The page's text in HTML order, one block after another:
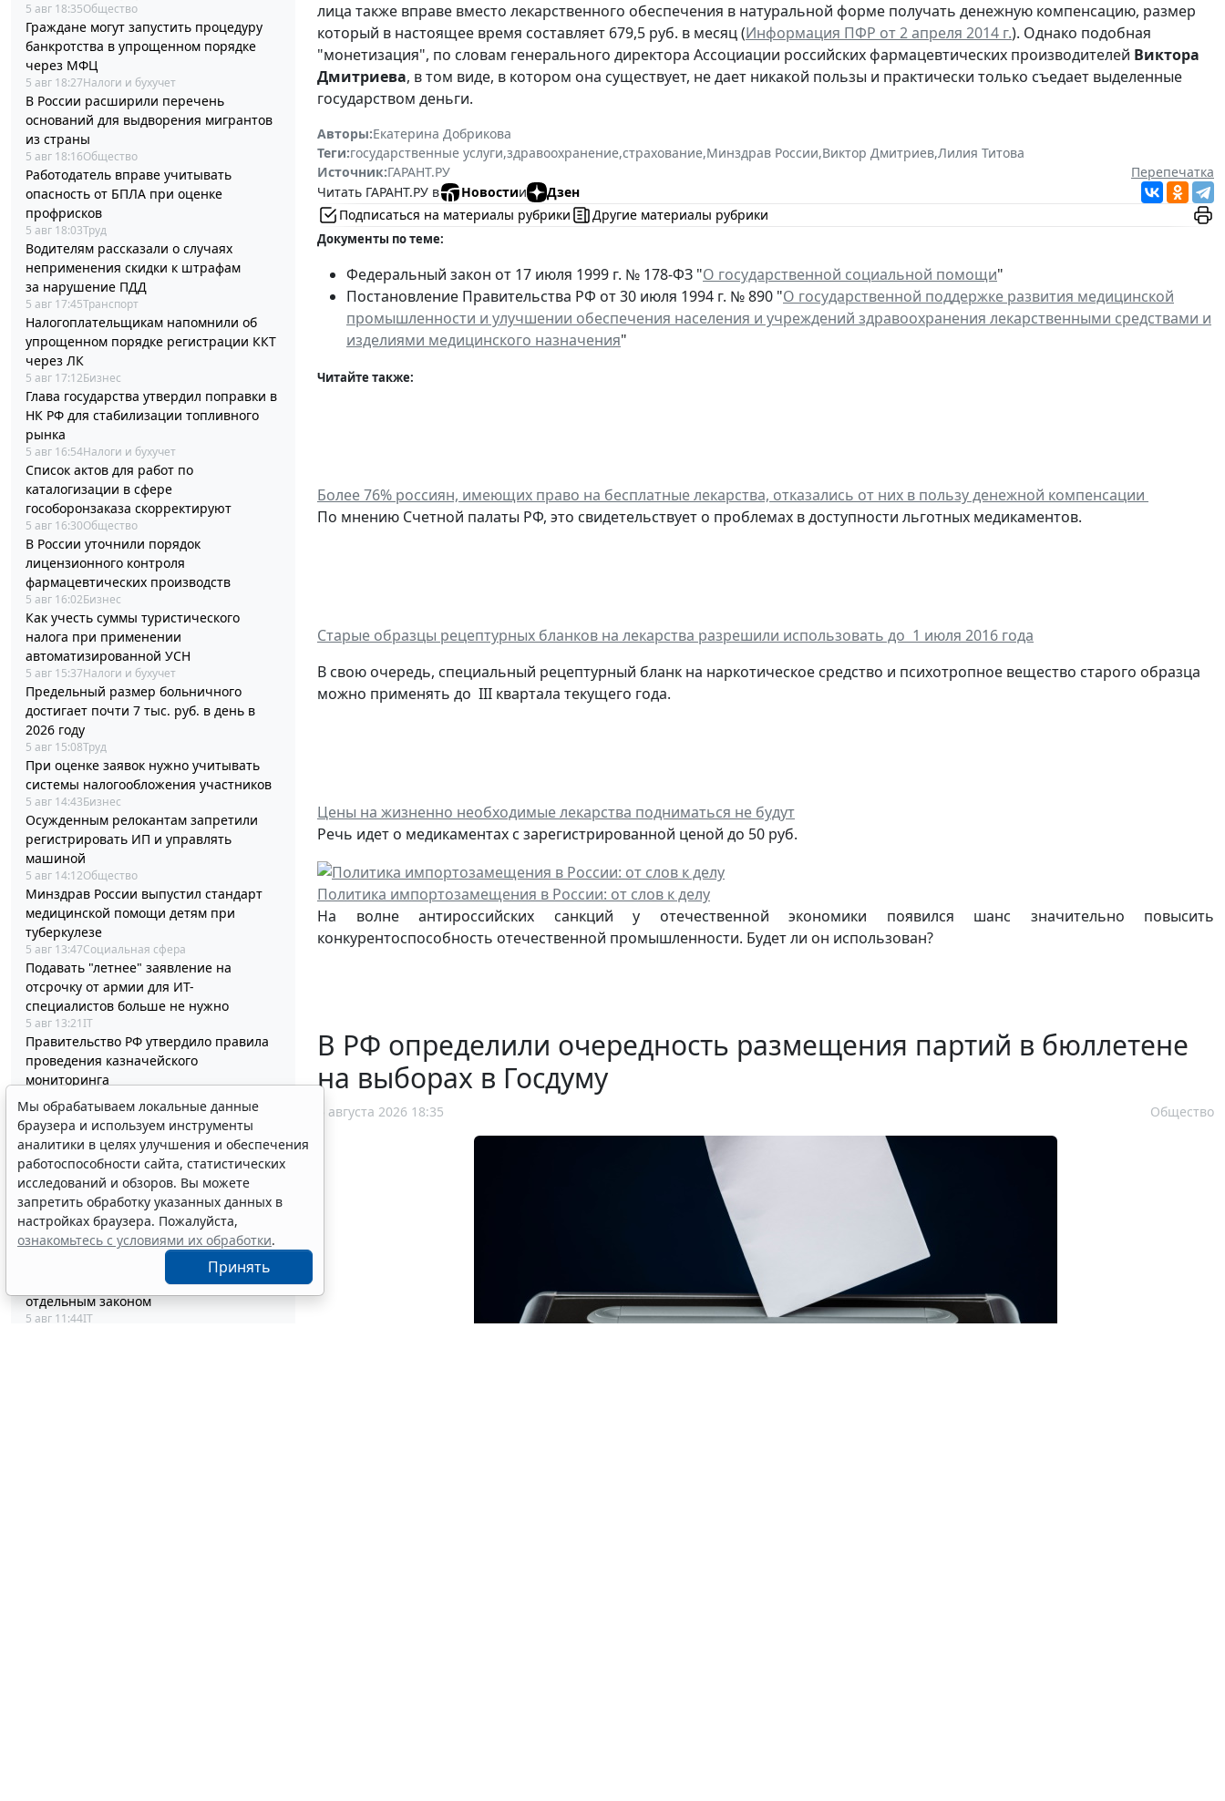
5 авг 18:35Общество
Граждане могут запустить процедуру
банкротства в упрощенном порядке
через МФЦ
5 авг 18:27Налоги и бухучет
В России расширили перечень
оснований для выдворения мигрантов
из страны
5 авг 18:16Общество
Работодатель вправе учитывать
опасность от БПЛА при оценке
профрисков
5 авг 18:03Труд
Водителям рассказали о случаях
неприменения скидки к штрафам
за нарушение ПДД
5 авг 17:45Транспорт
Налогоплательщикам напомнили об
упрощенном порядке регистрации ККТ
через ЛК
5 авг 17:12Бизнес
Глава государства утвердил поправки в
НК РФ для стабилизации топливного
рынка
5 авг 16:54Налоги и бухучет
Список актов для работ по
каталогизации в сфере
гособоронзаказа скорректируют
5 авг 16:30Общество
В России уточнили порядок
лицензионного контроля
фармацевтических производств
5 авг 16:02Бизнес
Как учесть суммы туристического
налога при применении
автоматизированной УСН
5 авг 15:37Налоги и бухучет
Предельный размер больничного
достигает почти 7 тыс. руб. в день в
2026 году
5 авг 15:08Труд
При оценке заявок нужно учитывать
системы налогообложения участников
5 авг 14:43Бизнес
Осужденным релокантам запретили
регистрировать ИП и управлять
машиной
5 авг 14:12Общество
Минздрав России выпустил стандарт
медицинской помощи детям при
туберкулезе
5 авг 13:47Социальная сфера
Подавать "летнее" заявление на
отсрочку от армии для ИТ-
специалистов больше не нужно
5 авг 13:21IT
Правительство РФ утвердило правила
проведения казначейского
мониторинга
Семьям погибших силовиков-
участников СВО гарантировали
жилищные выплаты
5 авг 12:38Общество
ФНС России пояснила правила
отражения сведений о
прослеживаемых товарах
5 авг 12:10Налоги и бухучет
Обращение цифровых валют и
цифровых прав урегулировали
отдельным законом
5 авг 11:44IT
лица также вправе вместо лекарственного обеспечения в натуральной форме получать денежную компенсацию, размер
который в настоящее время составляет 679,5 руб. в месяц (Информация ПФР от 2 апреля 2014 г.). Однако подобная
"монетизация", по словам генерального директора Ассоциации российских фармацевтических производителей Виктора
Дмитриева, в том виде, в котором она существует, не дает никакой пользы и практически только съедает выделенные
государством деньги.
Авторы:Екатерина Добрикова
Теги:государственные услуги,здравоохранение,страхование,Минздрав России,Виктор Дмитриев,Лилия Титова
Источник:ГАРАНТ.РУ
Перепечатка
Читать ГАРАНТ.РУ в
Новостии
Дзен
Подписаться на материалы рубрики
Другие материалы рубрики
Документы по теме:
Федеральный закон от 17 июля 1999 г. № 178-ФЗ "О государственной социальной помощи"
Постановление Правительства РФ от 30 июля 1994 г. № 890 "О государственной поддержке развития медицинской
промышленности и улучшении обеспечения населения и учреждений здравоохранения лекарственными средствами и
изделиями медицинского назначения"
Читайте также:
Более 76% россиян, имеющих право на бесплатные лекарства, отказались от них в пользу денежной компенсации
По мнению Счетной палаты РФ, это свидетельствует о проблемах в доступности льготных медикаментов.
Старые образцы рецептурных бланков на лекарства разрешили использовать до 1 июля 2016 года
В свою очередь, специальный рецептурный бланк на наркотическое средство и психотропное вещество старого образца
можно применять до III квартала текущего года.
Цены на жизненно необходимые лекарства подниматься не будут
Речь идет о медикаментах с зарегистрированной ценой до 50 руб.
Политика импортозамещения в России: от слов к делу
На волне антироссийских санкций у отечественной экономики появился шанс значительно повысить
конкурентоспособность отечественной промышленности. Будет ли он использован?
В РФ определили очередность размещения партий в бюллетене
на выборах в Госдуму
5 августа 2026 18:35 Общество
Мы обрабатываем локальные данные
браузера и используем инструменты
аналитики в целях улучшения и обеспечения
работоспособности сайта, статистических
исследований и обзоров. Вы можете
запретить обработку указанных данных в
настройках браузера. Пожалуйста,
ознакомьтесь с условиями их обработки.
Принять